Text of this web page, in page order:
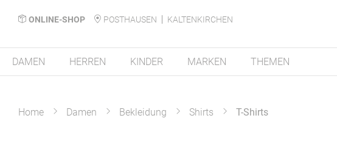
ONLINE-SHOP POSTHAUSEN
KALTENKIRCHEN
DAMEN HERREN KINDER MARKEN THEMEN
Home Damen Bekleidung Shirts T-Shirts